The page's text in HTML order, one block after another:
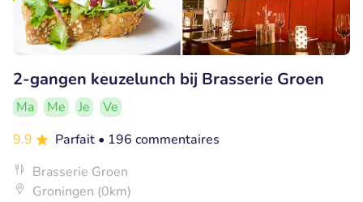
2-gangen keuzelunch bij Brasserie Groen
Ma Me Je
Ve
9.9
Parfait • 196 commentaires
Brasserie Groen
Groningen (0km)